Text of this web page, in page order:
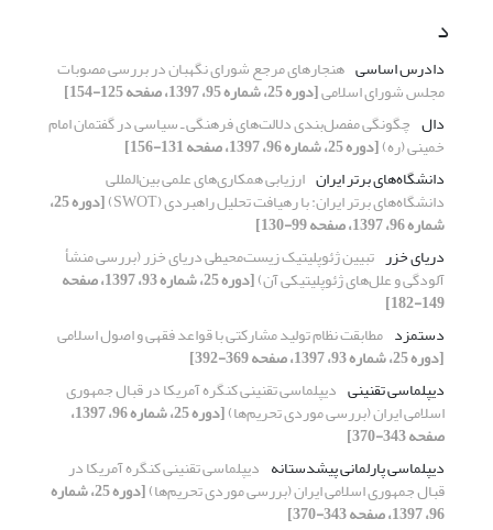
د
دادرس اساسی هنجارهای مرجع شورای نگهبان در بررسی مصوبات
مجلس شورای اسلامی[دوره 25، شماره 95، 1397، صفحه 125-154]
دال چگونگی مفصل‌بندی دلالت‌های فرهنگی ـ سیاسی در گفتمان امام
خمینی (ره)[دوره 25، شماره 96، 1397، صفحه 131-156]
دانشگاه‌های برتر ایران ارزیابی همکاری‌های علمی بین‌المللی
دانشگاه‌های برتر ایران: با رهیافت تحلیل راهبردی (SWOT) [دوره 25،
شماره 96، 1397، صفحه 99-130]
دریای خزر تبیین ژئوپلیتیک زیست‌محیطی دریای خزر (بررسی منشأ
آلودگی و علل‌های ژئوپلیتیکی آن) [دوره 25، شماره 93، 1397، صفحه
149-182]
دستمزد مطابقت نظام تولید مشارکتی با قواعد فقهی و اصول اسلامی
[دوره 25، شماره 93، 1397، صفحه 369-392]
دیپلماسی تقنینی دیپلماسی تقنینی کنگره آمریکا در قبال جمهوری
اسلامی ایران (بررسی موردی تحریم‌ها) [دوره 25، شماره 96، 1397،
صفحه 343-370]
دیپلماسی پارلمانی پیشدستانه دیپلماسی تقنینی کنگره آمریکا در
قبال جمهوری اسلامی ایران (بررسی موردی تحریم‌ها) [دوره 25، شماره
96، 1397، صفحه 343-370]